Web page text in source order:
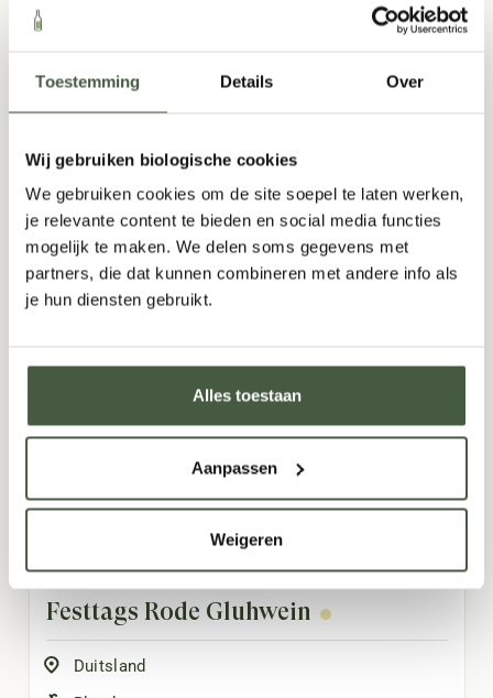
Toestemming Details Over
Wij gebruiken biologische cookies
We gebruiken cookies om de site soepel te laten werken,
je relevante content te bieden en social media functies
mogelijk te maken. We delen soms gegevens met
partners, die dat kunnen combineren met andere info als
je hun diensten gebruikt.
Alles toestaan
Aanpassen
Weigeren
UITVERKOCHT
Festtags Rode Glühwein
Duitsland